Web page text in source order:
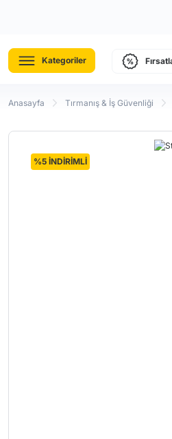
Kategoriler
Anasayfa Tırmanış & İş Güvenliği
%5 İNDİRİMLİ